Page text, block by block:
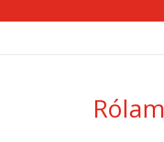
Rólam